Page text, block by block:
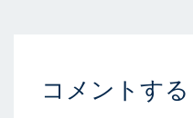
コメントする